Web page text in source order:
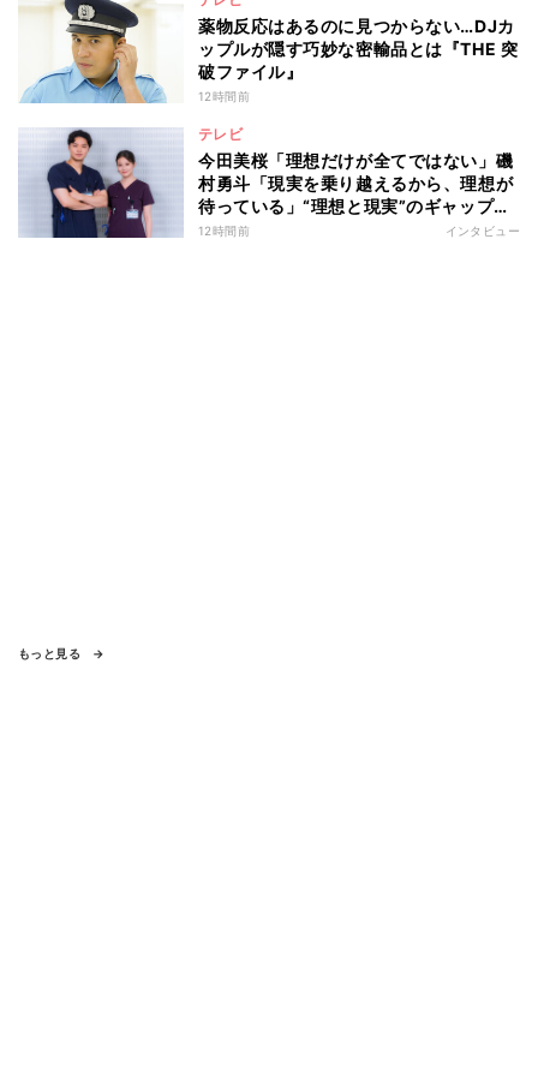
薬物反応はあるのに見つからない…DJカ
ップルが隠す巧妙な密輸品とは『THE 突
破ファイル』
12時間前
テレビ
今田美桜「理想だけが全てではない」磯
村勇斗「現実を乗り越えるから、理想が
待っている」“理想と現実”のギャップに
悩む人へ 第一線で活躍する俳優2人の
12時間前 インタビュー
もっと見る